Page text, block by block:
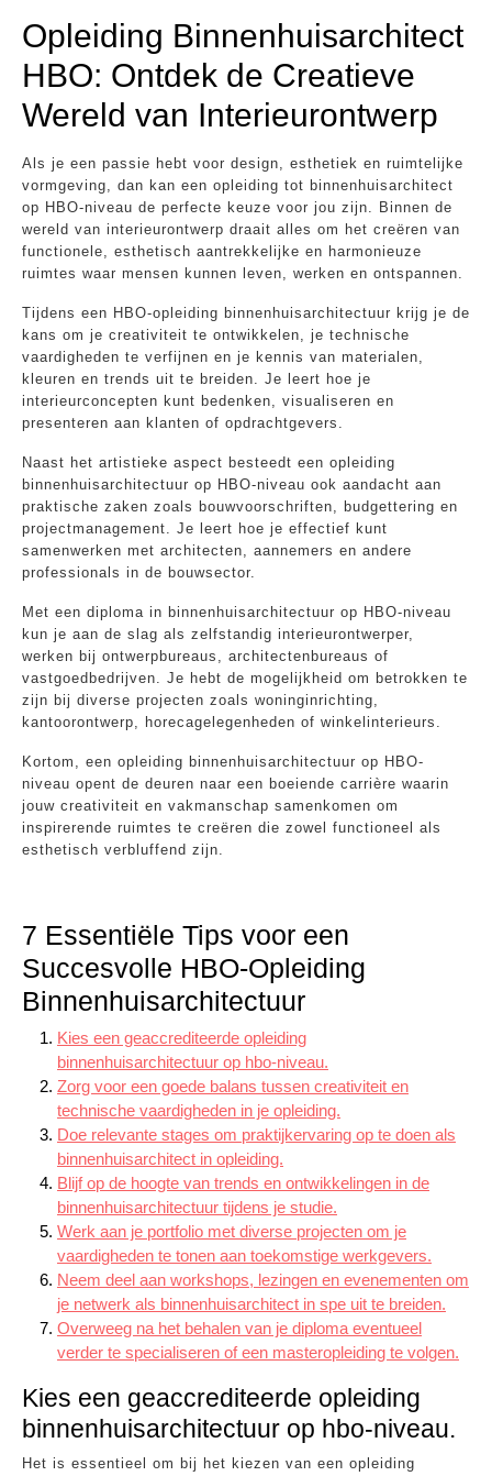
Opleiding Binnenhuisarchitect
HBO: Ontdek de Creatieve
Wereld van Interieurontwerp
Als je een passie hebt voor design, esthetiek en ruimtelijke
vormgeving, dan kan een opleiding tot binnenhuisarchitect
op HBO-niveau de perfecte keuze voor jou zijn. Binnen de
wereld van interieurontwerp draait alles om het creëren van
functionele, esthetisch aantrekkelijke en harmonieuze
ruimtes waar mensen kunnen leven, werken en ontspannen.
Tijdens een HBO-opleiding binnenhuisarchitectuur krijg je de
kans om je creativiteit te ontwikkelen, je technische
vaardigheden te verfijnen en je kennis van materialen,
kleuren en trends uit te breiden. Je leert hoe je
interieurconcepten kunt bedenken, visualiseren en
presenteren aan klanten of opdrachtgevers.
Naast het artistieke aspect besteedt een opleiding
binnenhuisarchitectuur op HBO-niveau ook aandacht aan
praktische zaken zoals bouwvoorschriften, budgettering en
projectmanagement. Je leert hoe je effectief kunt
samenwerken met architecten, aannemers en andere
professionals in de bouwsector.
Met een diploma in binnenhuisarchitectuur op HBO-niveau
kun je aan de slag als zelfstandig interieurontwerper,
werken bij ontwerpbureaus, architectenbureaus of
vastgoedbedrijven. Je hebt de mogelijkheid om betrokken te
zijn bij diverse projecten zoals woninginrichting,
kantoorontwerp, horecagelegenheden of winkelinterieurs.
Kortom, een opleiding binnenhuisarchitectuur op HBO-
niveau opent de deuren naar een boeiende carrière waarin
jouw creativiteit en vakmanschap samenkomen om
inspirerende ruimtes te creëren die zowel functioneel als
esthetisch verbluffend zijn.
7 Essentiële Tips voor een
Succesvolle HBO-Opleiding
Binnenhuisarchitectuur
Kies een geaccrediteerde opleiding
binnenhuisarchitectuur op hbo-niveau.
Zorg voor een goede balans tussen creativiteit en
technische vaardigheden in je opleiding.
Doe relevante stages om praktijkervaring op te doen als
binnenhuisarchitect in opleiding.
Blijf op de hoogte van trends en ontwikkelingen in de
binnenhuisarchitectuur tijdens je studie.
Werk aan je portfolio met diverse projecten om je
vaardigheden te tonen aan toekomstige werkgevers.
Neem deel aan workshops, lezingen en evenementen om
je netwerk als binnenhuisarchitect in spe uit te breiden.
Overweeg na het behalen van je diploma eventueel
verder te specialiseren of een masteropleiding te volgen.
Kies een geaccrediteerde opleiding
binnenhuisarchitectuur op hbo-niveau.
Het is essentieel om bij het kiezen van een opleiding